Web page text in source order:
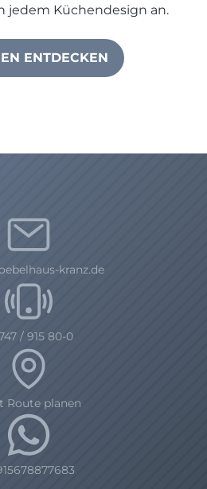
jedem Küchendesign an.
ENTDECKEN
kranz.de
/ 915 80-0
Route planen